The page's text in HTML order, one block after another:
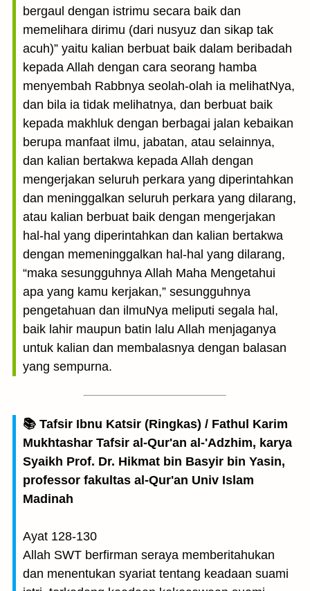
bergaul dengan istrimu secara baik dan
memelihara dirimu (dari nusyuz dan sikap tak
acuh)” yaitu kalian berbuat baik dalam beribadah
kepada Allah dengan cara seorang hamba
menyembah Rabbnya seolah-olah ia melihatNya,
dan bila ia tidak melihatnya, dan berbuat baik
kepada makhluk dengan berbagai jalan kebaikan
berupa manfaat ilmu, jabatan, atau selainnya,
dan kalian bertakwa kepada Allah dengan
mengerjakan seluruh perkara yang diperintahkan
dan meninggalkan seluruh perkara yang dilarang,
atau kalian berbuat baik dengan mengerjakan
hal-hal yang diperintahkan dan kalian bertakwa
dengan memeninggalkan hal-hal yang dilarang,
“maka sesungguhnya Allah Maha Mengetahui
apa yang kamu kerjakan,” sesungguhnya
pengetahuan dan ilmuNya meliputi segala hal,
baik lahir maupun batin lalu Allah menjaganya
untuk kalian dan membalasnya dengan balasan
yang sempurna.
📚 Tafsir Ibnu Katsir (Ringkas) / Fathul Karim
Mukhtashar Tafsir al-Qur'an al-'Adzhim, karya
Syaikh Prof. Dr. Hikmat bin Basyir bin Yasin,
professor fakultas al-Qur'an Univ Islam
Madinah
Ayat 128-130
Allah SWT berfirman seraya memberitahukan
dan menentukan syariat tentang keadaan suami